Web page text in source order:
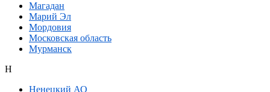
Магадан
Марий Эл
Мордовия
Московская область
Мурманск
Н
Ненецкий АО